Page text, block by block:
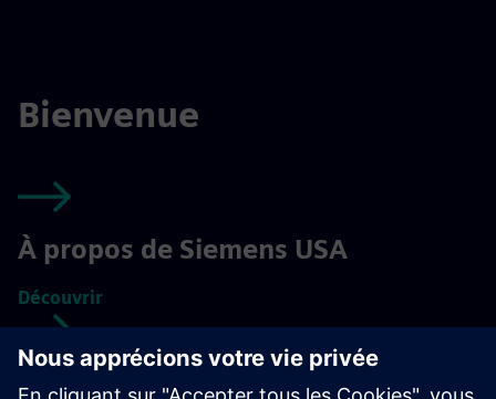
Bienvenue
À propos de Siemens USA
Découvrir
Pour commencer